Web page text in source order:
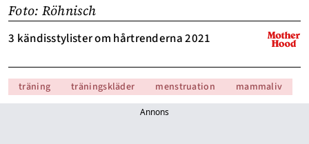
Foto: Röhnisch
3 kändisstylister om hårtrenderna 2021
träning träningskläder menstruation mammaliv
Annons